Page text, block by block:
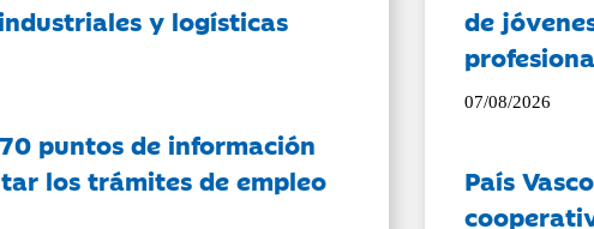
y logísticas
puntos de información
los trámites de empleo
de
07/08/2026
País